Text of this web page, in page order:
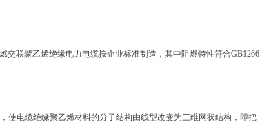
聚乙烯绝缘电力电缆按企业标准制造，其中阻燃特性符合GB1266
使电缆绝缘聚乙烯材料的分子结构由线型改变为三维网状结构，即把